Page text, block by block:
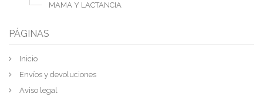
MAMA Y LACTANCIA
PÁGINAS
Inicio
Envíos y devoluciones
Aviso legal